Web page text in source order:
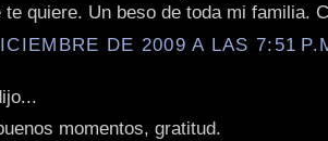
te quiere. Un beso de toda mi familia.
DE 2009 A LAS 7:51
momentos, gratitud.